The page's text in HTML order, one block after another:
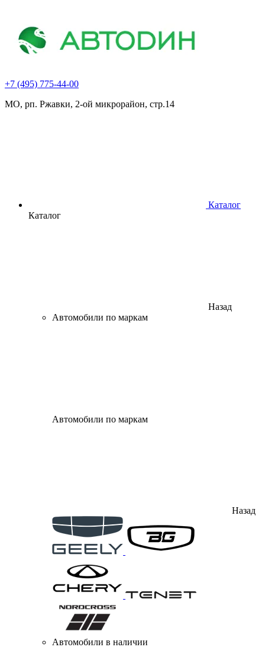
+7 (495) 775-44-00
МО, рп. Ржавки, 2-ой микрорайон, стр.14
Каталог
Каталог
Назад
Автомобили по маркам
Автомобили по маркам
Назад
Автомобили в наличии